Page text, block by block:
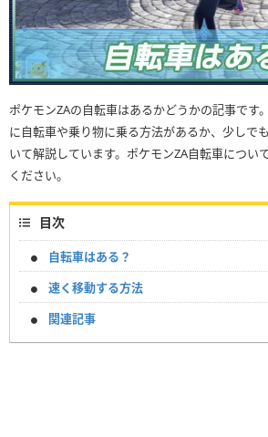
ポケモンZAの自転車はあるかどうかの記事です
に自転車や乗り物に乗る方法があるか、少しで
いて解説しています。ポケモンZA自転車につい
ください。
目次
自転車はある？
速く移動する方法
関連記事